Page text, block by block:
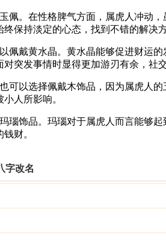
。在性格脾气方面，属虎人冲动
保持淡定的心态，找到不错的解决方
戴黄水晶。黄水晶能够促进财运的
突发事情时显得更加游刃有余，社
以选择佩戴木饰品，因为属虎人
人所影响。
饰品。玛瑙对于属虎人而言能够
财。
字改名